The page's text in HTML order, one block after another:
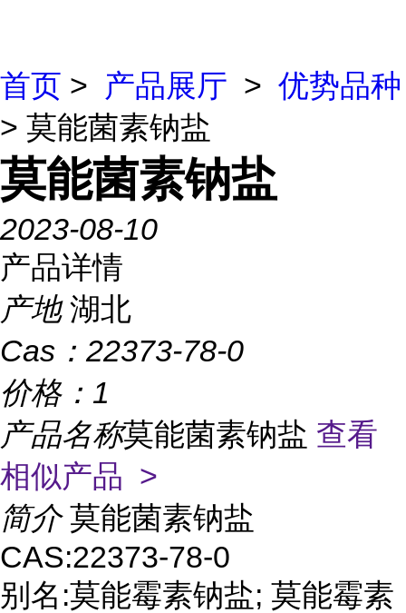
首页 > 产品展厅 > 优势品种
> 莫能菌素钠盐
莫能菌素钠盐
2023-08-10
产品详情
产地 湖北
Cas： 22373-78-0
价格： 1
产品名称莫能菌素钠盐 查看
相似产品 >
简介 莫能菌素钠盐
CAS:22373-78-0
别名:莫能霉素钠盐; 莫能霉素